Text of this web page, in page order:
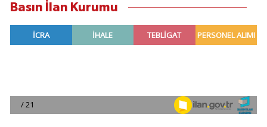
Basın İlan Kurumu